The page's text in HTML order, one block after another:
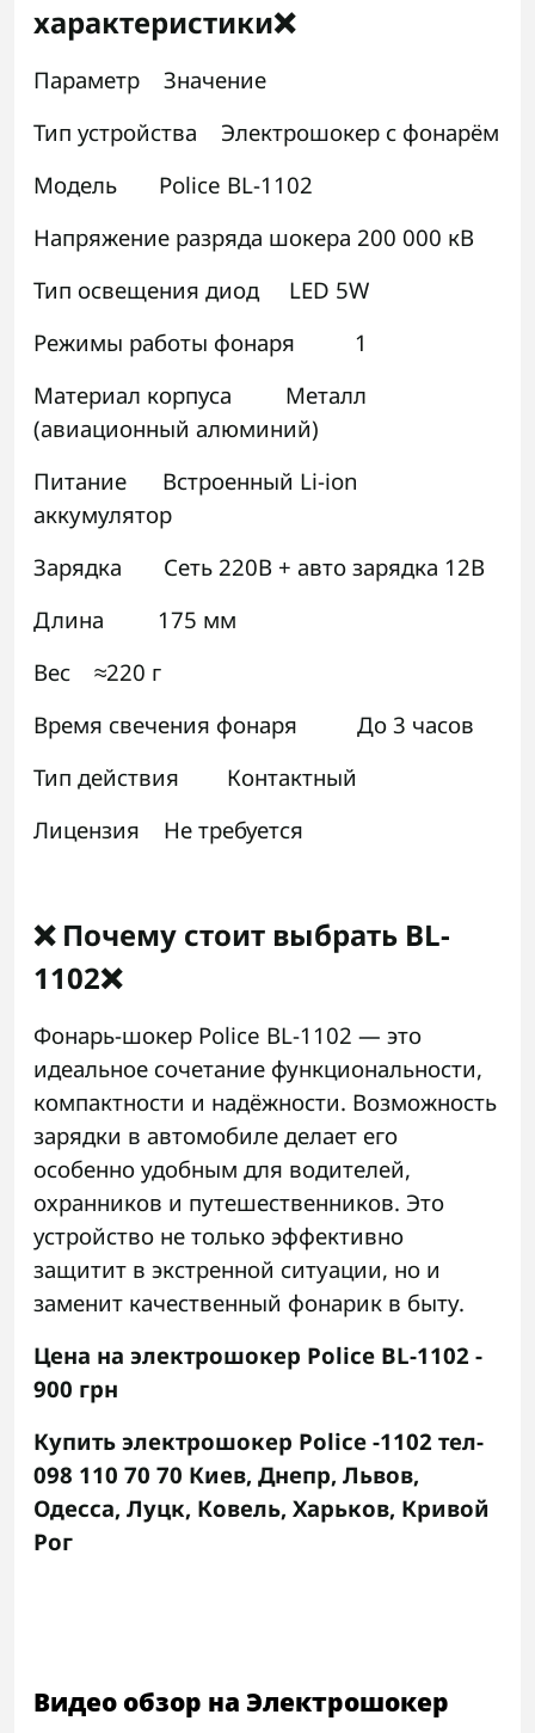
характеристики❌
Параметр Значение
Тип устройства Электрошокер с фонарём
Модель Police BL-1102
Напряжение разряда шокера 200 000 кВ
Тип освещения диод LED 5W
Режимы работы фонаря 1
Материал корпуса Металл
(авиационный алюминий)
Питание Встроенный Li-ion
аккумулятор
Зарядка Сеть 220В + авто зарядка 12В
Длина 175 мм
Вес ≈220 г
Время свечения фонаря До 3 часов
Тип действия Контактный
Лицензия Не требуется
❌ Почему стоит выбрать BL-
1102❌
Фонарь-шокер Police BL-1102 — это
идеальное сочетание функциональности,
компактности и надёжности. Возможность
зарядки в автомобиле делает его
особенно удобным для водителей,
охранников и путешественников. Это
устройство не только эффективно
защитит в экстренной ситуации, но и
заменит качественный фонарик в быту.
Цена на электрошокер Police BL-1102 -
900 грн
Купить электрошокер Police -1102 тел-
098 110 70 70 Киев, Днепр, Львов,
Одесса, Луцк, Ковель, Харьков, Кривой
Рог
Видео обзор на Электрошокер